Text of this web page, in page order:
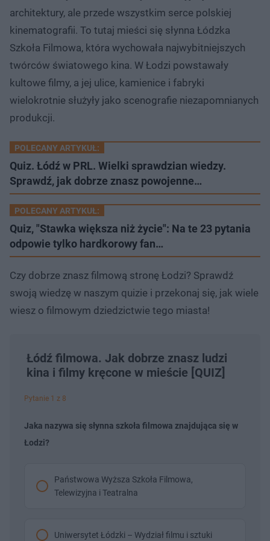
architektury, ale przede wszystkim serce polskiej
kinematografii. To tutaj mieści się słynna Łódzka
Szkoła Filmowa, która wychowała najwybitniejszych
twórców światowego kina. W Łodzi powstawały
kultowe filmy, a jej ulice, kamienice i fabryki
wielokrotnie służyły jako scenografie niezapomnianych
produkcji.
POLECANY ARTYKUŁ:
Quiz. Łódź w PRL. Wielki sprawdzian wiedzy.
Sprawdź, jak dobrze znasz powojenne…
POLECANY ARTYKUŁ:
Quiz, "Stawka większa niż życie": Na te 23 pytania
odpowie tylko hardkorowy fan…
Czy dobrze znasz filmową stronę Łodzi? Sprawdź
swoją wiedzę w naszym quizie i przekonaj się, jak wiele
wiesz o filmowym dziedzictwie tego miasta!
Łódź filmowa. Jak dobrze znasz ludzi
kina i filmy kręcone w mieście [QUIZ]
Pytanie 1 z 8
Jaka nazywa się słynna szkoła filmowa znajdująca się w
Łodzi?
Państwowa Wyższa Szkoła Filmowa,
Telewizyjna i Teatralna
Uniwersytet Łódzki – Wydział filmu i sztuki